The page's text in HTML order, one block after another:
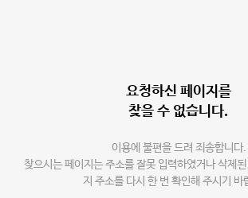
요청하신 페이지를
찾을 수 없습니다.
이용에 불편을 드려 죄송합니다.
찾으시는 페이지는 주소를 잘못 입력하였거나 삭제
지 주소를 다시 한 번 확인해 주시기 바